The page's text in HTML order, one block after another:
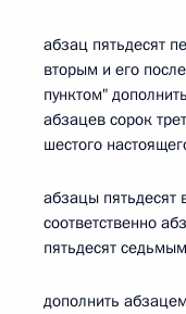
абзац пятьдесят
вторым и его
пунктом"
абзацев сорок
шестого
абзацы пятьдесят
соответственно
пятьдесят
дополнить